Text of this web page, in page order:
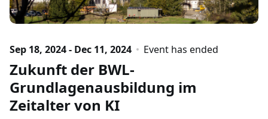
Sep 18, 2024 - Dec 11, 2024 Event has ended
Zukunft der BWL-
Grundlagenausbildung im
Zeitalter von KI